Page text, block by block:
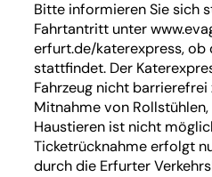
Bitte informieren Sie sich
Fahrtantritt unter
erfurt.de/katerexpress, ob
stattfindet. Der
Fahrzeug nicht barrierefrei
Mitnahme von
Haustieren ist nicht
Ticketrücknahme erfolgt
durch die Erfurter